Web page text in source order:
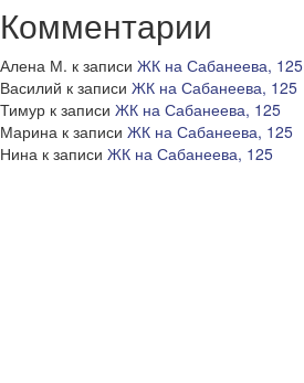
Комментарии
Алена М. к записи ЖК на Сабанеева, 125
Василий к записи ЖК на Сабанеева, 125
Тимур к записи ЖК на Сабанеева, 125
Марина к записи ЖК на Сабанеева, 125
Нина к записи ЖК на Сабанеева, 125